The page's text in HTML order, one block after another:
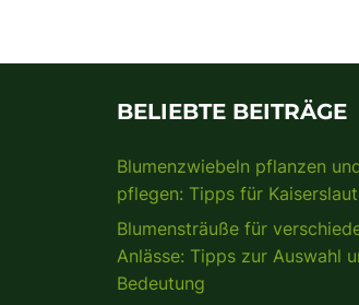
BELIEBTE BEITRÄGE
Blumenzwiebeln pflanzen
pflegen: Tipps für
Blumensträuße für
Anlässe: Tipps zur Auswahl
Bedeutung